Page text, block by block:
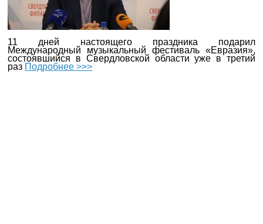
11 дней настоящего праздника подарил
Международный музыкальный фестиваль «Евразия»,
состоявшийся в Свердловской области уже в третий
раз Подробнее >>>